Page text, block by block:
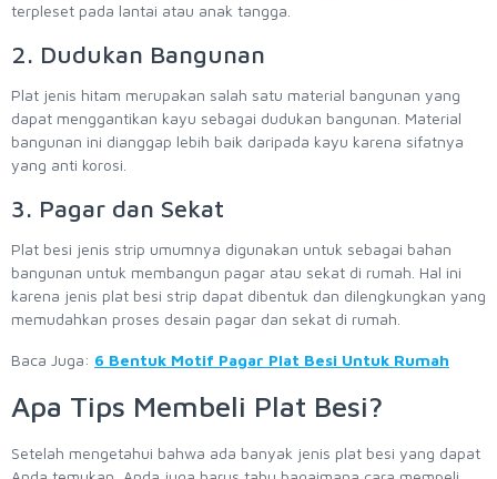
terpleset pada lantai atau anak tangga.
2. Dudukan Bangunan
Plat jenis hitam merupakan salah satu material bangunan yang
dapat menggantikan kayu sebagai dudukan bangunan. Material
bangunan ini dianggap lebih baik daripada kayu karena sifatnya
yang anti korosi.
3. Pagar dan Sekat
Plat besi jenis strip umumnya digunakan untuk sebagai bahan
bangunan untuk membangun pagar atau sekat di rumah. Hal ini
karena jenis plat besi strip dapat dibentuk dan dilengkungkan yang
memudahkan proses desain pagar dan sekat di rumah.
Baca Juga: 6 Bentuk Motif Pagar Plat Besi Untuk Rumah
Apa Tips Membeli Plat Besi?
Setelah mengetahui bahwa ada banyak jenis plat besi yang dapat